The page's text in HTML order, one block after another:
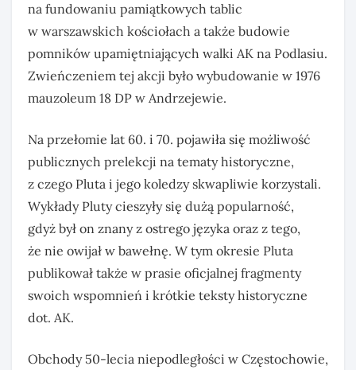
na fundowaniu pamiątkowych tablic
w warszawskich kościołach a także budowie
pomników upamiętniających walki AK na Podlasiu.
Zwieńczeniem tej akcji było wybudowanie w 1976
mauzoleum 18 DP w Andrzejewie.
Na przełomie lat 60. i 70. pojawiła się możliwość
publicznych prelekcji na tematy historyczne,
z czego Pluta i jego koledzy skwapliwie korzystali.
Wykłady Pluty cieszyły się dużą popularność,
gdyż był on znany z ostrego języka oraz z tego,
że nie owijał w bawełnę. W tym okresie Pluta
publikował także w prasie oficjalnej fragmenty
swoich wspomnień i krótkie teksty historyczne
dot. AK.
Obchody 50-lecia niepodległości w Częstochowie,